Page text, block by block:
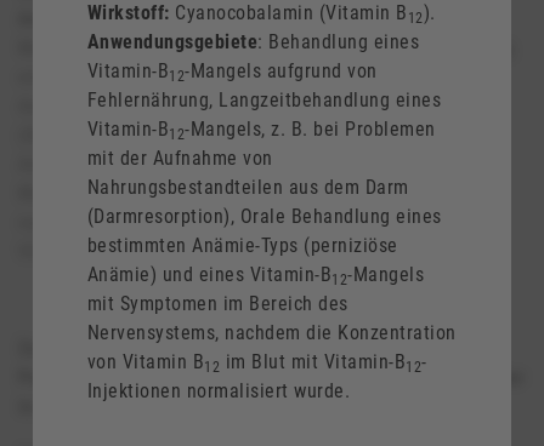
Anwendungsgebiete: Behandlung eines Vitamin-B
Mangels aufgrund von Fehlernährung, Langzeitbehandlung
eines Vitamin-B 12-Mangels, z. B. bei Problemen mit der
Aufnahme von Nahrungsbestandteilen aus dem Darm
(Darmresorption), Orale Behandlung eines bestimmten
Anämie-Typs (perniziöse Anämie) und eines Vitamin-B
Mangels mit Symptomen im Bereich des Nervensystems,
nachdem die Konzentration von Vitamin B12im Blut mit
Vitamin-B12-Injektionen normalisiert wurde.
Zu Risiken und Nebenwirkungen lesen Sie die
Packungsbeilage und fragen Sie Ihre Ärztin, Ihren Arzt oder
in Ihrer Apotheke.
Wirkstoff: Cyanocobalamin (Vitamin B 12).
Anwendungsgebiete: Behandlung eines
Vitamin-B12-Mangels aufgrund von
Fehlernährung, Langzeitbehandlung eines
Vitamin-B12-Mangels, z. B. bei Problemen
mit der Aufnahme von
Nahrungsbestandteilen aus dem Darm
(Darmresorption), Orale Behandlung eines
bestimmten Anämie-Typs (perniziöse
Anämie) und eines Vitamin-B12-Mangels
mit Symptomen im Bereich des
Nervensystems, nachdem die Konzentration
von Vitamin B12 im Blut mit Vitamin-B12-
Injektionen normalisiert wurde.